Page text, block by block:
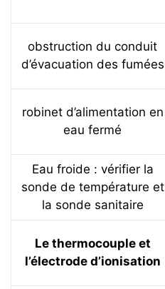
obstruction du conduit
d’évacuation des fumées
robinet d’alimentation en
eau fermé
Eau froide : vérifier la
sonde de température et
la sonde sanitaire
Le thermocouple et
l’électrode d’ionisation